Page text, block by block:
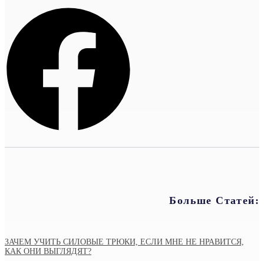
Больше Статей:
ЗАЧЕМ УЧИТЬ СИЛОВЫЕ ТРЮКИ, ЕСЛИ МНЕ НЕ НРАВИТСЯ,
КАК ОНИ ВЫГЛЯДЯТ?